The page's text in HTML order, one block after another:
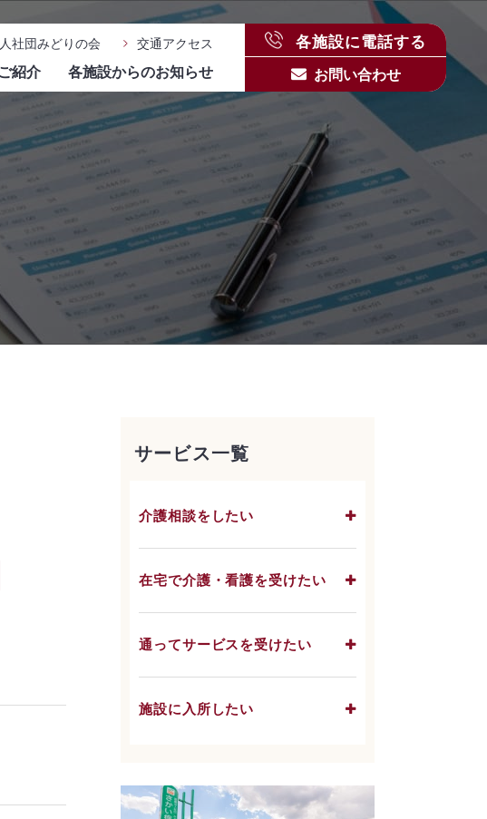
社団みどりの会 交通アクセス
紹介 各施設からのお知らせ
各施設に電話する
お問い合わせ
サービス一覧
介護相談をしたい
在宅で介護・看護を受けたい
通ってサービスを受けたい
施設に入所したい